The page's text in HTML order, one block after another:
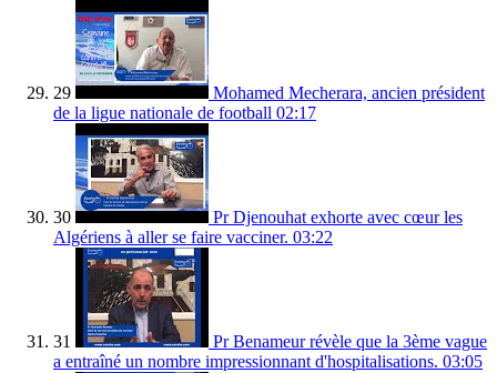
29
Mohamed Mecherara, ancien président
de la ligue nationale de football 02:17
30
Pr Djenouhat exhorte avec cœur les
Algériens à aller se faire vacciner. 03:22
31
Pr Benameur révèle que la 3ème vague
a entraîné un nombre impressionnant d'hospitalisations. 03:05